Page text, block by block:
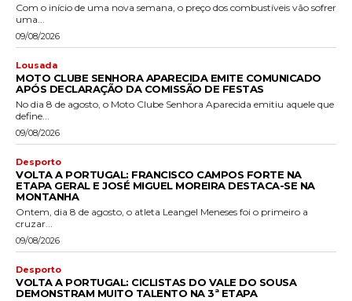
Com o início de uma nova semana, o preço dos combustíveis vão sofrer
uma...
09/08/2026
Lousada
MOTO CLUBE SENHORA APARECIDA EMITE COMUNICADO
APÓS DECLARAÇÃO DA COMISSÃO DE FESTAS
No dia 8 de agosto, o Moto Clube Senhora Aparecida emitiu aquele que
define...
09/08/2026
Desporto
VOLTA A PORTUGAL: FRANCISCO CAMPOS FORTE NA
ETAPA GERAL E JOSÉ MIGUEL MOREIRA DESTACA-SE NA
MONTANHA
Ontem, dia 8 de agosto, o atleta Leangel Meneses foi o primeiro a
cruzar...
09/08/2026
Desporto
VOLTA A PORTUGAL: CICLISTAS DO VALE DO SOUSA
DEMONSTRAM MUITO TALENTO NA 3ª ETAPA